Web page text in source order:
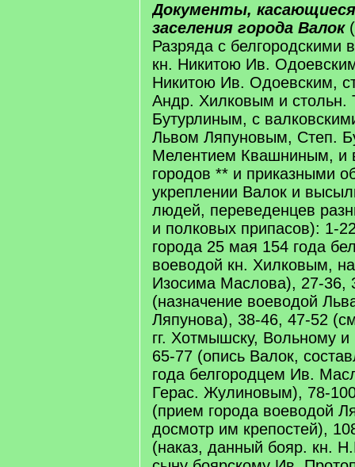
Документы,
заселения города Валок
Разряда с белгородскими
кн. Никитою Ив.
Никитою Ив. Одоевским,
Андр. Хилковым и
Бутурлиным, с
Львом Ляпуновым, Степ.
Мелентием Квашниным, и
городов ** и приказными
укреплении Валок и
людей, переведенцев
и полковых припасов): 1-
города 25 мая 154 года
воеводой кн. Хилковым,
Изосима Маслова), 27-36,
(назначение воеводой
Ляпунова), 38-46, 47-52
гг. Хотмышску, Вольному
65-77 (опись Валок,
года белгородцем Ив.
Герас. Жулиновым), 78-
(прием города воеводой
досмотр им крепостей),
(наказ, данный бояр. кн.